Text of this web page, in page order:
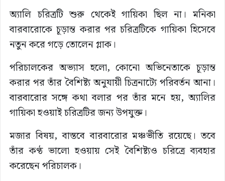
অ্যালি চরিত্রটি শুরু থেকেই গায়িকা ছিল না। মনিকা
বারবারোকে চূড়ান্ত করার পর চরিত্রটিকে গায়িকা হিসেবে
নতুন করে গড়ে তোলেন গ্লাক।
পরিচালকের অভ্যাস হলো, কোনো অভিনেতাকে চূড়ান্ত
করার পর তাঁর বৈশিষ্ট্য অনুযায়ী চিত্রনাট্যে পরিবর্তন আনা।
বারবারোর সঙ্গে কথা বলার পর তাঁর মনে হয়, অ্যালির
গায়িকা হওয়াই চরিত্রটির জন্য উপযুক্ত।
মজার বিষয়, বাস্তবে বারবারোর মঞ্চভীতি রয়েছে। তবে
তাঁর কণ্ঠ ভালো হওয়ায় সেই বৈশিষ্ট্যও চরিত্রে ব্যবহার
করেছেন পরিচালক।